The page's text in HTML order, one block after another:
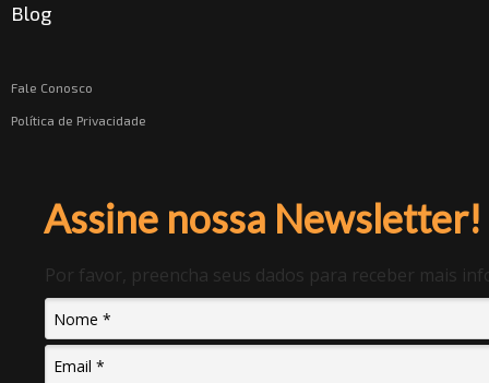
Blog
Fale Conosco
Política de Privacidade
Assine nossa Newsletter!
Por favor, preencha seus dados para receber mais